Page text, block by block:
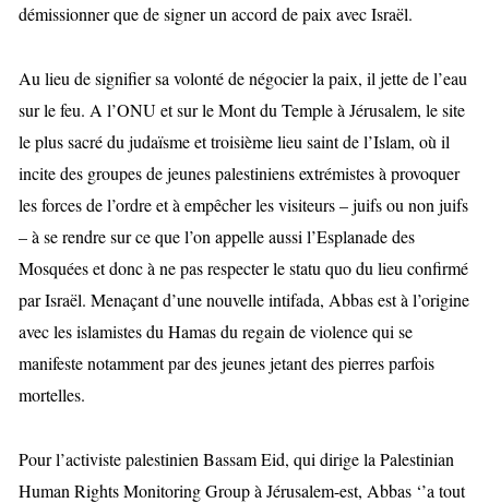
démissionner que de signer un accord de paix avec Israël.
Au lieu de signifier sa volonté de négocier la paix, il jette de l’eau
sur le feu. A l’ONU et sur le Mont du Temple à Jérusalem, le site
le plus sacré du judaïsme et troisième lieu saint de l’Islam, où il
incite des groupes de jeunes palestiniens extrémistes à provoquer
les forces de l’ordre et à empêcher les visiteurs – juifs ou non juifs
– à se rendre sur ce que l’on appelle aussi l’Esplanade des
Mosquées et donc à ne pas respecter le statu quo du lieu confirmé
par Israël. Menaçant d’une nouvelle intifada, Abbas est à l’origine
avec les islamistes du Hamas du regain de violence qui se
manifeste notamment par des jeunes jetant des pierres parfois
mortelles.
Pour l’activiste palestinien Bassam Eid, qui dirige la Palestinian
Human Rights Monitoring Group à Jérusalem-est, Abbas ‘’a tout